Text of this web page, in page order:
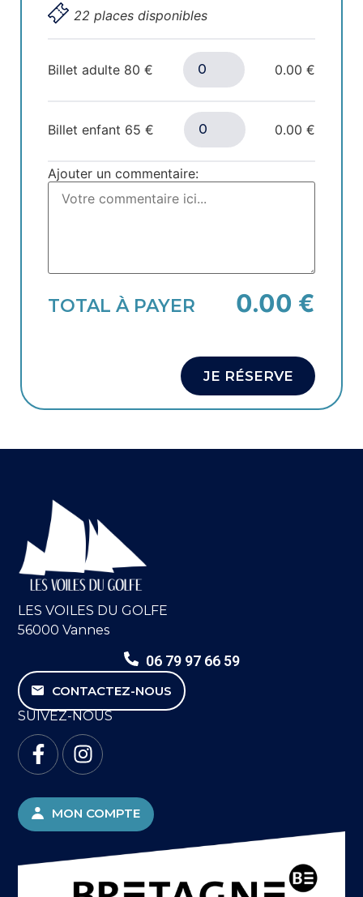
22 places disponibles
Billet adulte 80 € 0.00 €
Billet enfant 65 € 0.00 €
Ajouter un commentaire:
TOTAL À PAYER 0.00 €
JE RÉSERVE
LES VOILES DU GOLFE
56000 Vannes
06 79 97 66 59
CONTACTEZ-NOUS
SUIVEZ-NOUS
MON COMPTE